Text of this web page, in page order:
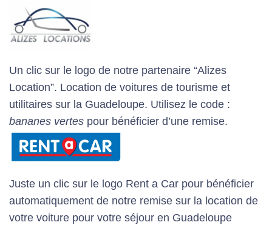
Un clic sur le logo de notre partenaire “Alizes
Location”. Location de voitures de tourisme et
utilitaires sur la Guadeloupe. Utilisez le code :
bananes vertes pour bénéficier d’une remise.
Juste un clic sur le logo Rent a Car pour bénéficier
automatiquement de notre remise sur la location de
votre voiture pour votre séjour en Guadeloupe